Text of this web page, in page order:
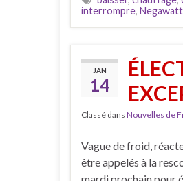
interrompre, Negawatt
JAN
14
Classé dans Nouvelles de
Vague de froid,
être appelés à la